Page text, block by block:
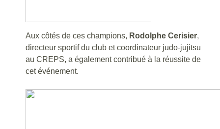
Aux côtés de ces champions, Rodolphe Cerisier,
directeur sportif du club et coordinateur judo-jujitsu
au CREPS, a également contribué à la réussite de
cet événement.